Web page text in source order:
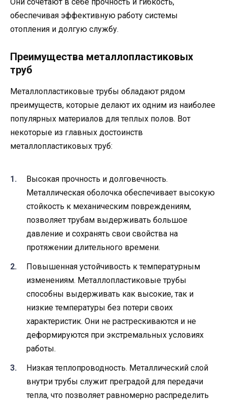
Они сочетают в себе прочность и гибкость,
обеспечивая эффективную работу системы
отопления и долгую службу.
Преимущества металлопластиковых
труб
Металлопластиковые трубы обладают рядом
преимуществ, которые делают их одним из наиболее
популярных материалов для теплых полов. Вот
некоторые из главных достоинств
металлопластиковых труб:
Высокая прочность и долговечность.
Металлическая оболочка обеспечивает высокую
стойкость к механическим повреждениям,
позволяет трубам выдерживать большое
давление и сохранять свои свойства на
протяжении длительного времени.
Повышенная устойчивость к температурным
изменениям. Металлопластиковые трубы
способны выдерживать как высокие, так и
низкие температуры без потери своих
характеристик. Они не растрескиваются и не
деформируются при экстремальных условиях
работы.
Низкая теплопроводность. Металлический слой
внутри трубы служит преградой для передачи
тепла, что позволяет равномерно распределить